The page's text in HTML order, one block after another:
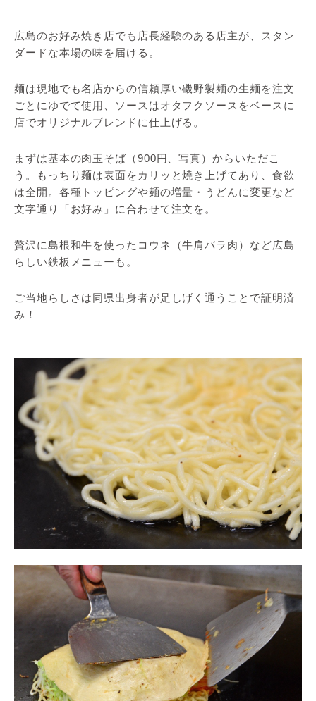
広島のお好み焼き店でも店長経験のある店主が、スタン
ダードな本場の味を届ける。
麺は現地でも名店からの信頼厚い磯野製麺の生麺を注文
ごとにゆでて使用、ソースはオタフクソースをベースに
店でオリジナルブレンドに仕上げる。
まずは基本の肉玉そば（900円、写真）からいただこ
う。もっちり麺は表面をカリッと焼き上げてあり、食欲
は全開。各種トッピングや麺の増量・うどんに変更など
文字通り「お好み」に合わせて注文を。
贅沢に島根和牛を使ったコウネ（牛肩バラ肉）など広島
らしい鉄板メニューも。
ご当地らしさは同県出身者が足しげく通うことで証明済
み！